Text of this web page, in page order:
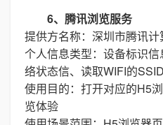
6、腾讯浏览服务
提供方名称：深圳市腾讯
个人信息类型：设备标识
络状态信、读取WIFI的
使用目的：打开对应的H5
览体验